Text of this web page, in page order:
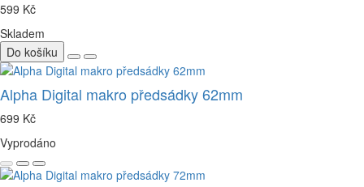
599 Kč
Skladem
Do košíku
Alpha Digital makro předsádky 62mm
699 Kč
Vyprodáno